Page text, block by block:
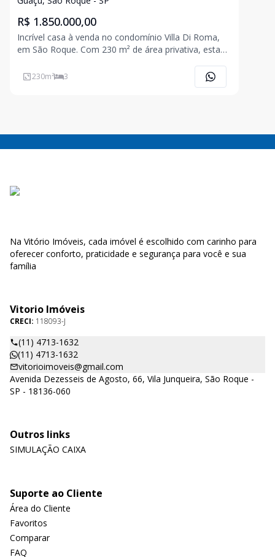
R$ 1.850.000,00
Incrível casa à venda no condomínio Villa Di Roma,
em São Roque. Com 230 m² de área privativa, esta
planejada e armários embutidos. A casa conta ainda
com lavabo e área de serviço. O condomínio oferece
230m² 3
Na Vitório Imóveis, cada imóvel é escolhido com carinho para
oferecer conforto, praticidade e segurança para você e sua
família
Vitorio Imóveis
CRECI: 118093-J
(11) 4713-1632
(11) 4713-1632
vitorioimoveis@gmail.com
Avenida Dezesseis de Agosto, 66, Vila Junqueira, São Roque -
SP - 18136-060
Outros links
SIMULAÇÃO CAIXA
Suporte ao Cliente
Área do Cliente
Favoritos
Comparar
FAQ